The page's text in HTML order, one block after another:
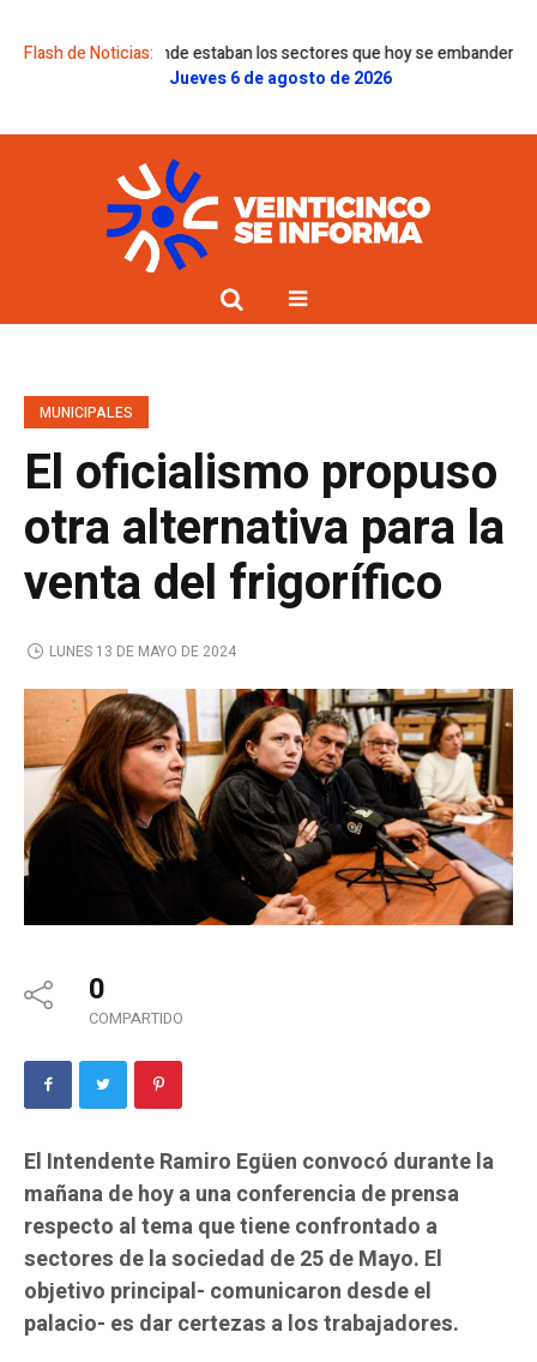
Flash de Noticias:
“¿dónde estaban los sectores que hoy se embanderan en el
Jueves 6 de agosto de 2026
MUNICIPALES
El oficialismo propuso
otra alternativa para la
venta del frigorífico
LUNES 13 DE MAYO DE 2024
0
COMPARTIDO
El Intendente Ramiro Egüen convocó durante la
mañana de hoy a una conferencia de prensa
respecto al tema que tiene confrontado a
sectores de la sociedad de 25 de Mayo. El
objetivo principal- comunicaron desde el
palacio- es dar certezas a los trabajadores.